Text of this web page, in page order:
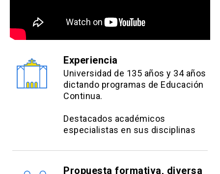
Experiencia
Universidad de 135 años y 34 años
dictando programas de Educación
Continua.
Destacados académicos
especialistas en sus disciplinas
Propuesta formativa, diversa